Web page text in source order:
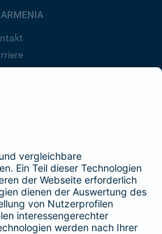
BarmeniaGothaer
SEITEN